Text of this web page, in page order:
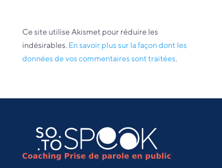
Ce site utilise Akismet pour réduire les
indésirables. En savoir plus sur la façon dont les
données de vos commentaires sont traitées.